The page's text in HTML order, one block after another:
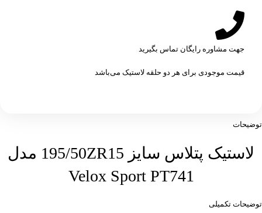
جهت مشاوره رایگان تماس بگیرید
قیمت موجودی برای هر دو حلقه لاستیک می‌باشد
توضیحات
لاستیک پتلاس سایز 195/50ZR15 مدل
Velox Sport PT741
توضیحات تکمیلی